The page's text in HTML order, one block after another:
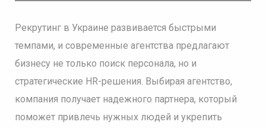
Рекрутинг в Украине развивается быстрыми
темпами, и современные агентства предлагают
бизнесу не только поиск персонала, но и
стратегические HR-решения. Выбирая агентство,
компания получает надежного партнера, который
поможет привлечь нужных людей и укрепить